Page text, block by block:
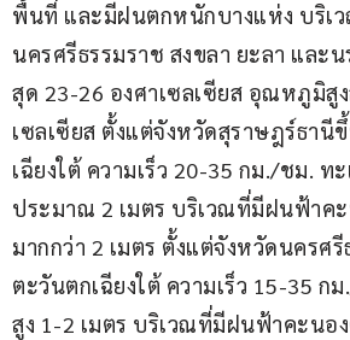
พื้นที่ และมีฝนตกหนักบางแห่ง บริเ
นครศรีธรรมราช สงขลา ยะลา และ
สุด 23-26 องศาเซลเซียส อุณหภูมิสู
เซลเซียส ตั้งแต่จังหวัดสุราษฎร์ธานี
เฉียงใต้ ความเร็ว 20-35 กม./ชม. ท
ประมาณ 2 เมตร บริเวณที่มีฝนฟ้าค
มากกว่า 2 เมตร ตั้งแต่จังหวัดนครศรี
ตะวันตกเฉียงใต้ ความเร็ว 15-35 ก
สูง 1-2 เมตร บริเวณที่มีฝนฟ้าคะนอ